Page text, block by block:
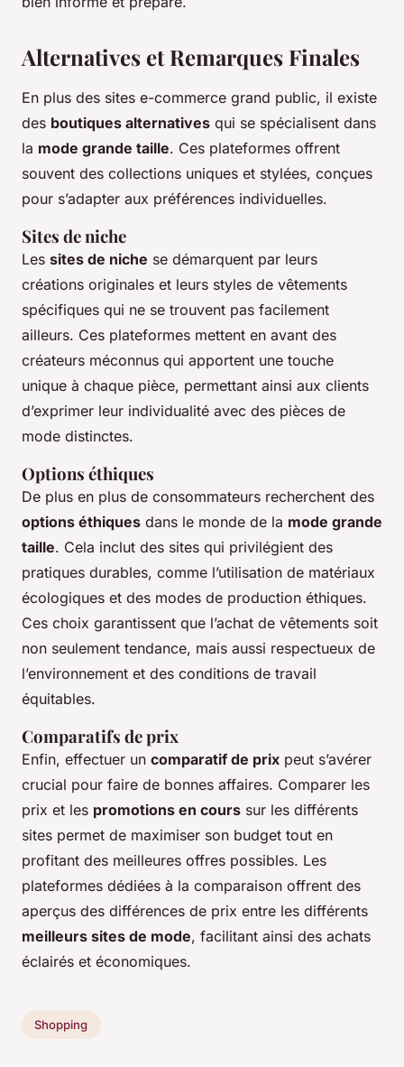
Alternatives et Remarques Finales
En plus des sites e-commerce grand public, il existe
des boutiques alternatives qui se spécialisent dans
la mode grande taille. Ces plateformes offrent
souvent des collections uniques et stylées, conçues
pour s’adapter aux préférences individuelles.
Sites de niche
Les sites de niche se démarquent par leurs
créations originales et leurs styles de vêtements
spécifiques qui ne se trouvent pas facilement
ailleurs. Ces plateformes mettent en avant des
créateurs méconnus qui apportent une touche
unique à chaque pièce, permettant ainsi aux clients
d’exprimer leur individualité avec des pièces de
mode distinctes.
Options éthiques
De plus en plus de consommateurs recherchent des
options éthiques dans le monde de la mode grande
taille. Cela inclut des sites qui privilégient des
pratiques durables, comme l’utilisation de matériaux
écologiques et des modes de production éthiques.
Ces choix garantissent que l’achat de vêtements soit
non seulement tendance, mais aussi respectueux de
l’environnement et des conditions de travail
équitables.
Comparatifs de prix
Enfin, effectuer un comparatif de prix peut s’avérer
crucial pour faire de bonnes affaires. Comparer les
prix et les promotions en cours sur les différents
sites permet de maximiser son budget tout en
profitant des meilleures offres possibles. Les
plateformes dédiées à la comparaison offrent des
aperçus des différences de prix entre les différents
meilleurs sites de mode, facilitant ainsi des achats
éclairés et économiques.
Shopping